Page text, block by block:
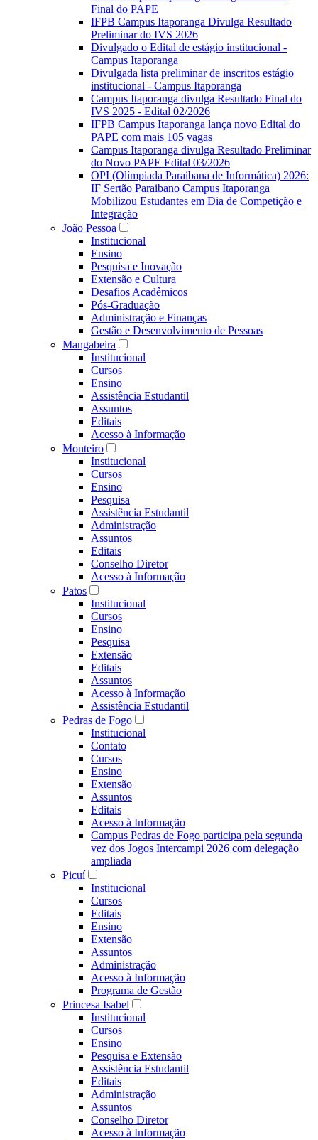
Final do PAPE
IFPB Campus Itaporanga Divulga Resultado
Preliminar do IVS 2026
Divulgado o Edital de estágio institucional -
Campus Itaporanga
Divulgada lista preliminar de inscritos estágio
institucional - Campus Itaporanga
Campus Itaporanga divulga Resultado Final do
IVS 2025 - Edital 02/2026
IFPB Campus Itaporanga lança novo Edital do
PAPE com mais 105 vagas
Campus Itaporanga divulga Resultado Preliminar
do Novo PAPE Edital 03/2026
OPI (Olímpiada Paraibana de Informática) 2026:
IF Sertão Paraibano Campus Itaporanga
Mobilizou Estudantes em Dia de Competição e
Integração
João Pessoa
Institucional
Ensino
Pesquisa e Inovação
Extensão e Cultura
Desafios Acadêmicos
Pós-Graduação
Administração e Finanças
Gestão e Desenvolvimento de Pessoas
Mangabeira
Institucional
Cursos
Ensino
Assistência Estudantil
Assuntos
Editais
Acesso à Informação
Monteiro
Institucional
Cursos
Ensino
Pesquisa
Assistência Estudantil
Administração
Assuntos
Editais
Conselho Diretor
Acesso à Informação
Patos
Institucional
Cursos
Ensino
Pesquisa
Extensão
Editais
Assuntos
Acesso à Informação
Assistência Estudantil
Pedras de Fogo
Institucional
Contato
Cursos
Ensino
Extensão
Assuntos
Editais
Acesso à Informação
Campus Pedras de Fogo participa pela segunda
vez dos Jogos Intercampi 2026 com delegação
ampliada
Picuí
Institucional
Cursos
Editais
Ensino
Extensão
Assuntos
Administração
Acesso à Informação
Programa de Gestão
Princesa Isabel
Institucional
Cursos
Ensino
Pesquisa e Extensão
Assistência Estudantil
Editais
Administração
Assuntos
Conselho Diretor
Acesso à Informação